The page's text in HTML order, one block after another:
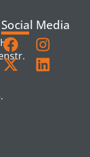
Social Media